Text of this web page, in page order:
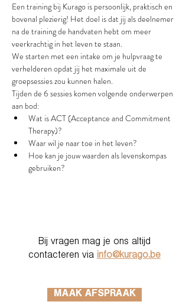
Een training bij Kurago is persoonlijk, praktisch en
bovenal plezierig! Het doel is dat jij als deelnemer
na de training de handvaten hebt om meer
veerkrachtig in het leven te staan.
We starten met een intake om je hulpvraag te
verhelderen opdat jij het maximale uit de
groepsessies zou kunnen halen.
Tijden de 6 sessies komen volgende onderwerpen
aan bod:
Wat is ACT (Acceptance and Commitment
Therapy)?
Waar wil je naar toe in het leven?
Hoe kan je jouw waarden als levenskompas
gebruiken?
Bij vragen mag je ons altijd
contacteren via info@kurago.be
MAAK AFSPRAAK